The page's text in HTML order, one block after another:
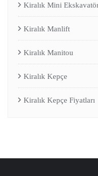
Kiralık Mini
Kiralık Manlift
Kiralık Manitou
Kiralık Kepçe
Kiralık Kepçe Fiyatları